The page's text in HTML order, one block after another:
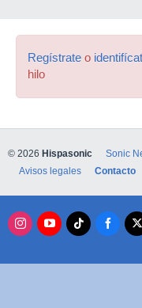
Regístrate o
hilo
© 2026 Hispasonic Sonic
Avisos legales
Contacto